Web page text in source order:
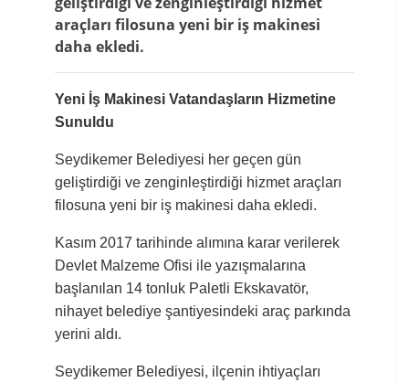
araçları filosuna yeni bir iş makinesi
daha ekledi.
Yeni İş Makinesi Vatandaşların Hizmetine
Sunuldu
Seydikemer Belediyesi her geçen gün
geliştirdiği ve zenginleştirdiği hizmet araçları
filosuna yeni bir iş makinesi daha ekledi.
Kasım 2017 tarihinde alımına karar verilerek
Devlet Malzeme Ofisi ile yazışmalarına
başlanılan 14 tonluk Paletli Ekskavatör,
nihayet belediye şantiyesindeki araç parkında
yerini aldı.
Seydikemer Belediyesi, ilçenin ihtiyaçları